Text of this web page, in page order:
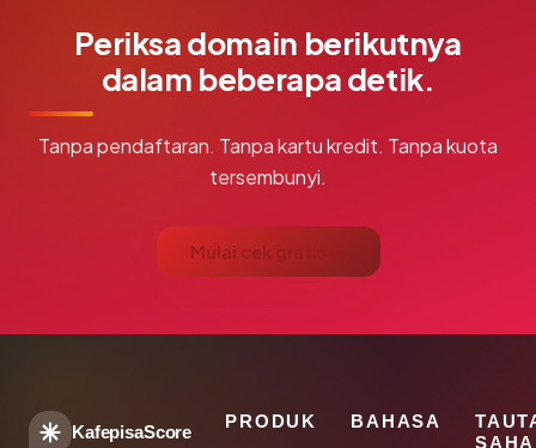
Periksa domain berikutnya
dalam beberapa detik.
Tanpa pendaftaran. Tanpa kartu kredit. Tanpa kuota
tersembunyi.
Mulai cek gratis →
KafepisaScore
PRODUK BAHASA